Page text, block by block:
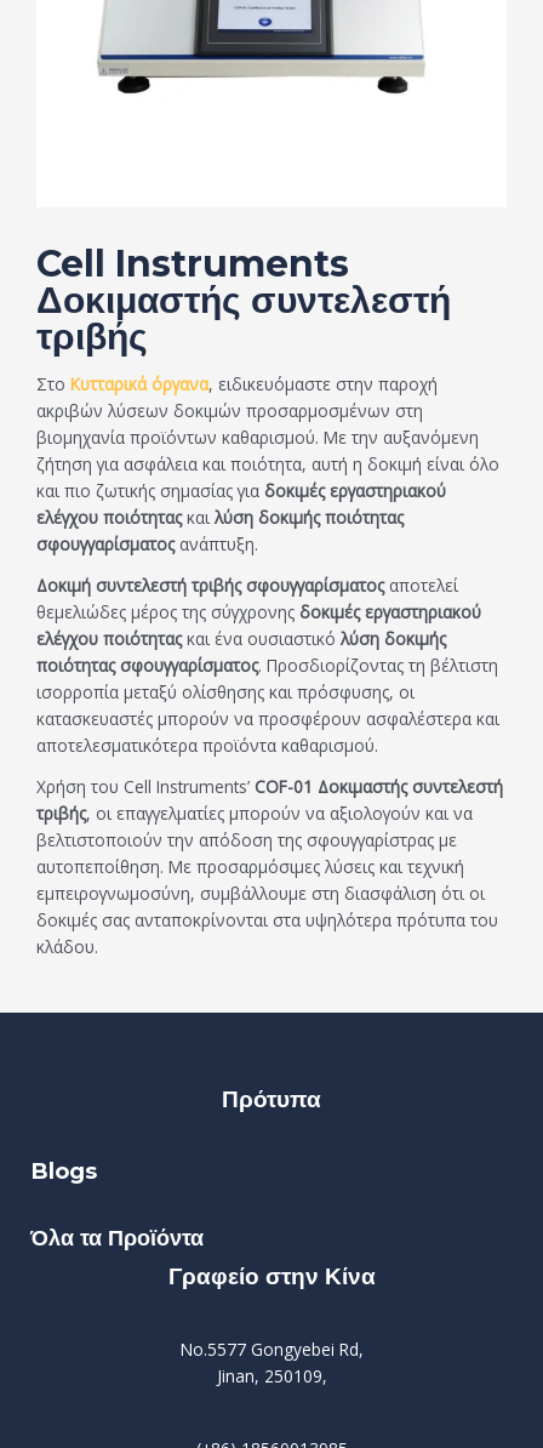
Cell Instruments
Δοκιμαστής συντελεστή
τριβής
Στο Κυτταρικά όργανα, ειδικευόμαστε στην παροχή
ακριβών λύσεων δοκιμών προσαρμοσμένων στη
βιομηχανία προϊόντων καθαρισμού. Με την αυξανόμενη
ζήτηση για ασφάλεια και ποιότητα, αυτή η δοκιμή είναι όλο
και πιο ζωτικής σημασίας για δοκιμές εργαστηριακού
ελέγχου ποιότηταςκαι λύση δοκιμής ποιότητας
σφουγγαρίσματοςανάπτυξη.
Δοκιμή συντελεστή τριβής σφουγγαρίσματοςαποτελεί
θεμελιώδες μέρος της σύγχρονης δοκιμές εργαστηριακού
ελέγχου ποιότηταςκαι ένα ουσιαστικό λύση δοκιμής
ποιότητας σφουγγαρίσματος. Προσδιορίζοντας τη βέλτιστη
ισορροπία μεταξύ ολίσθησης και πρόσφυσης, οι
κατασκευαστές μπορούν να προσφέρουν ασφαλέστερα και
αποτελεσματικότερα προϊόντα καθαρισμού.
Χρήση του Cell Instruments’ COF-01 Δοκιμαστής συντελεστή
τριβής, οι επαγγελματίες μπορούν να αξιολογούν και να
βελτιστοποιούν την απόδοση της σφουγγαρίστρας με
αυτοπεποίθηση. Με προσαρμόσιμες λύσεις και τεχνική
εμπειρογνωμοσύνη, συμβάλλουμε στη διασφάλιση ότι οι
δοκιμές σας ανταποκρίνονται στα υψηλότερα πρότυπα του
κλάδου.
Πρότυπα
Blogs
Όλα τα Προϊόντα
Γραφείο στην Κίνα
No.5577 Gongyebei Rd,
Jinan, 250109,